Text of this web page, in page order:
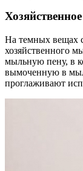
На темных вещах
хозяйственного
мыльную пену, в
вымоченную в
проглаживают